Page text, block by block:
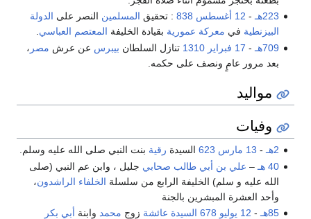
223هـ
- 12 أغسطس 838 : تحقيق المسلمين النصر على الدولة
البيزنطية في معركة عمورية بقيادة الخليفة المعتصم العباسي
709هـ
- 17 فبراير 1310 تنازل السلطان بيبرس عن عرش مصر ،
بعد مرور عامٍ ونصف على حكمه.
مواليد
وفيات
2هـ - 13 مارس 623 السيدة رقية بنت النبي صلى الله عليه وسلم.
40 هـ
– علي بن أبي طالب صحابي جليل ، وابن عم النبي (صلى
الله عليه و سلم) الخليفة الرابع من سلسلة الخلفاء الراشدون،
وأحد العشرة المبشرين بالجنة
85هـ
- 12 يوليو 678 السيدة عائشة زوج محمد وابنة أبي بكر